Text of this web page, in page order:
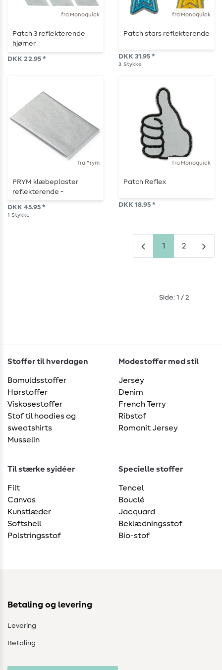
fra Monoquick
Patch 3 reflekterende
hjørner
DKK 22.95 *
fra Monoquick
Patch stars reflekterende
DKK 31.95 *
3 Stykke
fra Prym
PRYM klæbeplaster
reflekterende -
strygefast - 10 x 18 cm -
sølvfarvet
DKK 45.95 *
1 Stykke
fra Monoquick
Patch Reflex
DKK 18.95 *
1 2
Side: 1 / 2
Stoffer til hverdagen
Bomuldsstoffer
Hørstoffer
Viskosestoffer
Stof til hoodies og
sweatshirts
Musselin
Modestoffer med stil
Jersey
Denim
French Terry
Ribstof
Romanit Jersey
Til stærke syidéer
Filt
Canvas
Kunstlæder
Softshell
Polstringsstof
Specielle stoffer
Tencel
Bouclé
Jacquard
Beklædningsstof
Bio-stof
Betaling og levering
Levering
Betaling